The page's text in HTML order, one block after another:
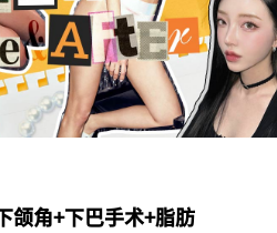
颌角+下巴手术+脂肪